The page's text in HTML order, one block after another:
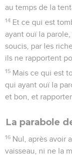
au temps de la
14 Et ce qui est
ayant ouï la
soucis, par les
ils ne rapportent
15 Mais ce qui est
qui ayant ouï la
et bon, et
La parabole
16 Nul, après avoir
vaisseau, ni ne la